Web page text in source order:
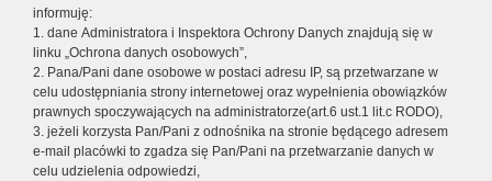
informuję:
1. dane Administratora i Inspektora Ochrony Danych znajdują się w
linku „Ochrona danych osobowych”,
2. Pana/Pani dane osobowe w postaci adresu IP, są przetwarzane w
celu udostępniania strony internetowej oraz wypełnienia obowiązków
prawnych spoczywających na administratorze(art.6 ust.1 lit.c RODO),
3. jeżeli korzysta Pan/Pani z odnośnika na stronie będącego adresem
e-mail placówki to zgadza się Pan/Pani na przetwarzanie danych w
celu udzielenia odpowiedzi,